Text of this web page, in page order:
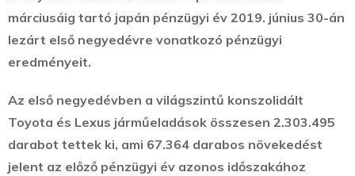
márciusáig tartó japán pénzügyi év 2019. június 30-án
lezárt első negyedévre vonatkozó pénzügyi
eredményeit.
Az első negyedévben a világszintű konszolidált
Toyota és Lexus járműeladások összesen 2.303.495
darabot tettek ki, ami 67.364 darabos növekedést
jelent az előző pénzügyi év azonos időszakához